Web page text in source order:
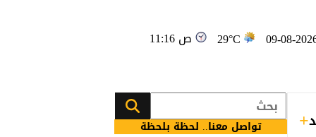
29°C 11:16 ص
تواصل معنا.. لحظة بلحظة